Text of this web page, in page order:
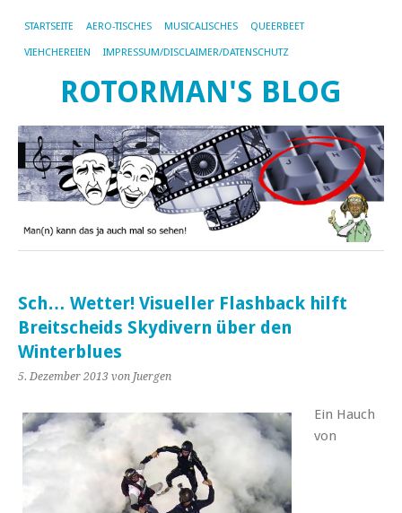
STARTSEITE AERO-TISCHES MUSICALISCHES QUEERBEET
VIEHCHEREIEN IMPRESSUM/DISCLAIMER/DATENSCHUTZ
ROTORMAN'S BLOG
Sch… Wetter! Visueller Flashback hilft
Breitscheids Skydivern über den
Winterblues
5. Dezember 2013 von Juergen
Ein Hauch
von